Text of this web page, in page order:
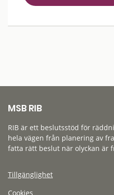
MSB RIB
RIB är ett beslutsstöd för
hela vägen från planering av
fatta rätt beslut när olyckan är
Tillgänglighet
Cookies